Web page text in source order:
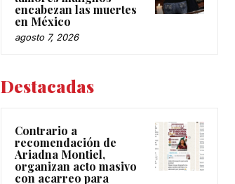
encabezan las muertes
en México
agosto 7, 2026
Destacadas
Contrario a
recomendación de
Ariadna Montiel,
organizan acto masivo
con acarreo para